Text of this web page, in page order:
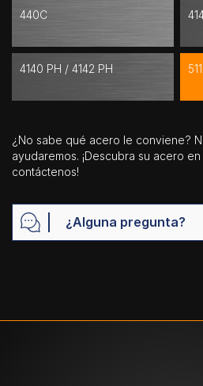
440C
4140 PH / 4142 PH
¿No sabe qué acero le conviene?
ayudaremos. ¡Descubra su acero
contáctenos!
¿Alguna pregunta?